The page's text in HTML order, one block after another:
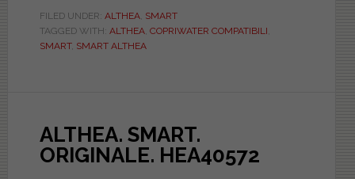
BIAD121NORMASMAR
FILED UNDER: ALTHEA, SMART
TAGGED WITH: ALTHEA, COPRIWATER COMPATIBILI,
SMART, SMART ALTHEA
ALTHEA. SMART.
ORIGINALE. HEA40572